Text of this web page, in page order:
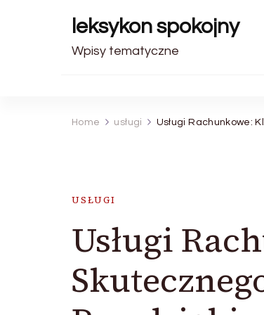
leksykon spokojny
Wpisy tematyczne
Home usługi Usługi Rachunkowe:
USŁUGI
Usługi